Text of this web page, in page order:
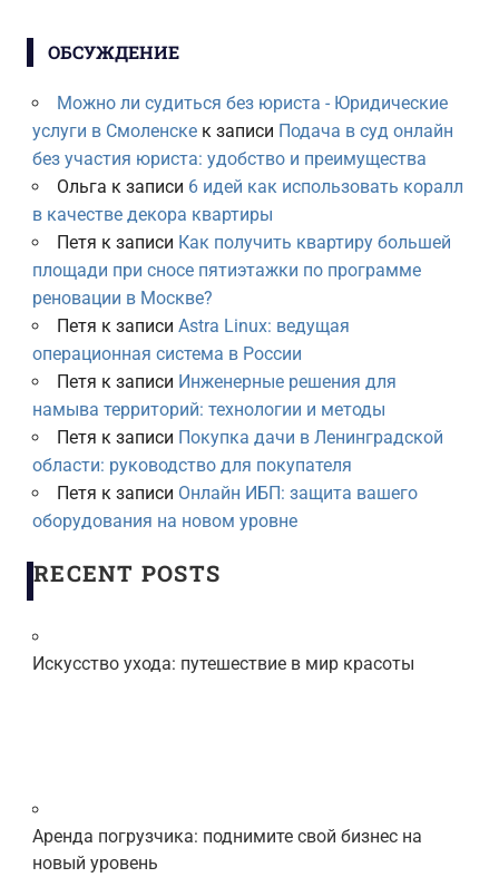
ОБСУЖДЕНИЕ
Можно ли судиться без юриста - Юридические
услуги в Смоленскек записи Подача в суд онлайн
без участия юриста: удобство и преимущества
Ольга к записи 6 идей как использовать коралл
в качестве декора квартиры
Петя к записи Как получить квартиру большей
площади при сносе пятиэтажки по программе
реновации в Москве?
Петя к записи Astra Linux: ведущая
операционная система в России
Петя к записи Инженерные решения для
намыва территорий: технологии и методы
Петя к записи Покупка дачи в Ленинградской
области: руководство для покупателя
Петя к записи Онлайн ИБП: защита вашего
оборудования на новом уровне
RECENT POSTS
Искусство ухода: путешествие в мир красоты
Аренда погрузчика: поднимите свой бизнес на
новый уровень